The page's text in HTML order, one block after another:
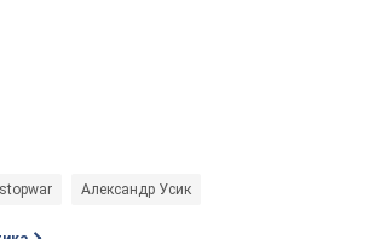
stopwar Александр Усик